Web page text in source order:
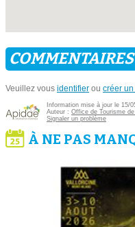
COMMENTAIRES
Veuillez vous identifier ou créer
Information mise à jour le 15/
Auteur : Office de Tourisme
Signaler un problème
À NE PAS